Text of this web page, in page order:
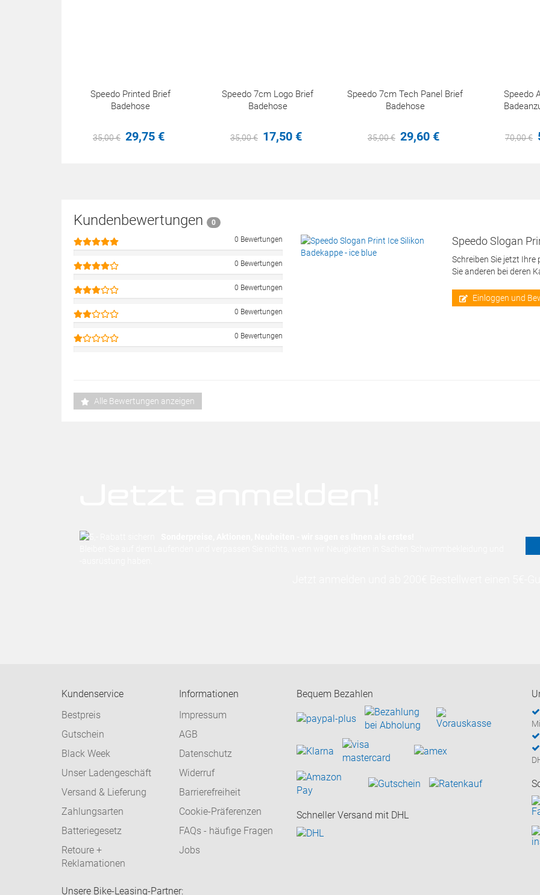
Speedo Printed Brief
Badehose
35,00€ 29,75 €
Speedo 7cm Logo Brief
Badehose
35,00€ 17,50 €
Speedo 7cm Tech Panel Brief
Badehose
35,00€ 29,60 €
Speedo
70,00€
Kundenbewertungen
0
0 Bewertungen
0 Bewertungen
0 Bewertungen
0 Bewertungen
0 Bewertungen
Speedo Slogan
Schreiben Sie jetzt
Sie anderen bei deren
Einloggen und
Alle Bewertungen anzeigen
Kundenservice
Bestpreis
Gutschein
Black Week
Unser Ladengeschäft
Versand & Lieferung
Zahlungsarten
Batteriegesetz
Retoure +
Reklamationen
Informationen
Impressum
AGB
Datenschutz
Widerruf
Barrierefreiheit
Cookie-Präferenzen
FAQs - häufige Fragen
Jobs
Bequem Bezahlen
Schneller Versand mit DHL
Unsere Bike-Leasing-Partner: